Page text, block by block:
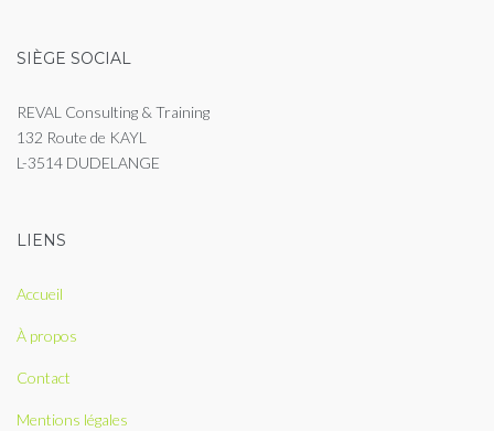
SIÈGE SOCIAL
REVAL Consulting & Training
132 Route de KAYL
L-3514 DUDELANGE
LIENS
Accueil
À propos
Contact
Mentions légales